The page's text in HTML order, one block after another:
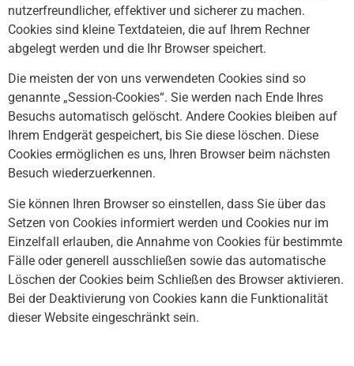
nutzerfreundlicher, effektiver und sicherer zu machen.
Cookies sind kleine Textdateien, die auf Ihrem Rechner
abgelegt werden und die Ihr Browser speichert.
Die meisten der von uns verwendeten Cookies sind so
genannte „Session-Cookies“. Sie werden nach Ende Ihres
Besuchs automatisch gelöscht. Andere Cookies bleiben auf
Ihrem Endgerät gespeichert, bis Sie diese löschen. Diese
Cookies ermöglichen es uns, Ihren Browser beim nächsten
Besuch wiederzuerkennen.
Sie können Ihren Browser so einstellen, dass Sie über das
Setzen von Cookies informiert werden und Cookies nur im
Einzelfall erlauben, die Annahme von Cookies für bestimmte
Fälle oder generell ausschließen sowie das automatische
Löschen der Cookies beim Schließen des Browser aktivieren.
Bei der Deaktivierung von Cookies kann die Funktionalität
dieser Website eingeschränkt sein.